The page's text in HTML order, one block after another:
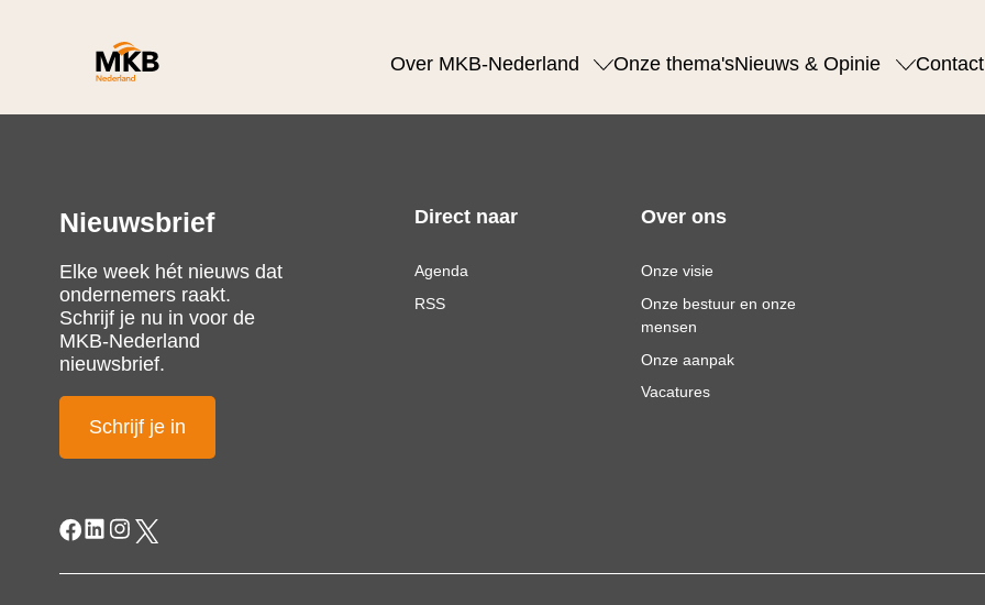
Over MKB-Nederland Onze thema'sNieuws & Opinie Contact
Nieuwsbrief
Elke week hét nieuws dat
ondernemers raakt.
Schrijf je nu in voor de
MKB-Nederland
nieuwsbrief.
Schrijf je in
Direct naar
Agenda
RSS
Over ons
Onze visie
Onze bestuur en onze
mensen
Onze aanpak
Vacatures